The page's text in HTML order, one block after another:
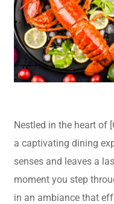
Nestled in the heart of
a captivating dining
senses and leaves a
moment you step
in an ambiance that